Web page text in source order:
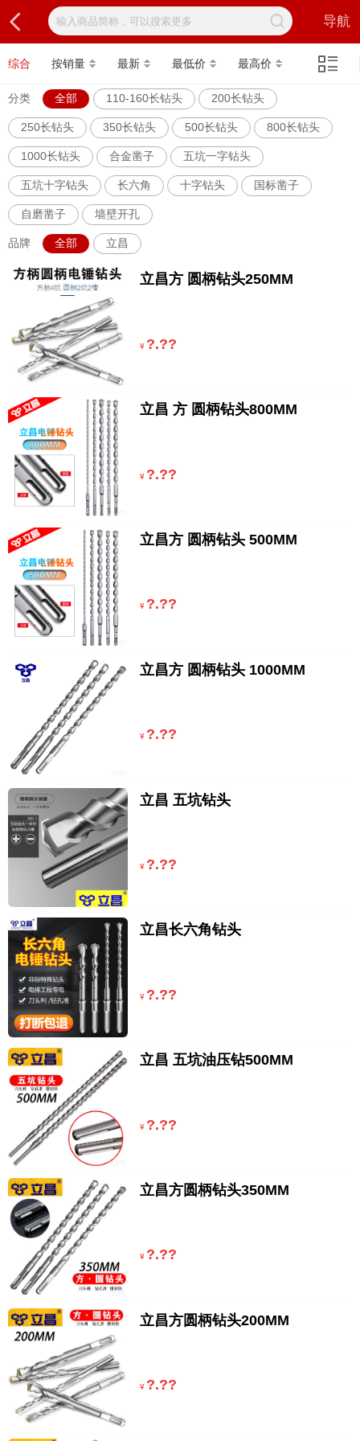
导航
综合 按销量 最新 最低价 最高价
分类 全部 110-160长钻头 200长钻头
250长钻头 350长钻头 500长钻头 800长钻头
1000长钻头 合金凿子 五坑一字钻头
五坑十字钻头 长六角 十字钻头 国标凿子
自磨凿子 墙壁开孔
品牌 全部 立昌
立昌方 圆柄钻头250MM
¥ ?.??
立昌 方 圆柄钻头800MM
¥ ?.??
立昌方 圆柄钻头 500MM
¥ ?.??
立昌方 圆柄钻头 1000MM
¥ ?.??
立昌 五坑钻头
¥ ?.??
立昌长六角钻头
¥ ?.??
立昌 五坑油压钻500MM
¥ ?.??
立昌方圆柄钻头350MM
¥ ?.??
立昌方圆柄钻头200MM
¥ ?.??